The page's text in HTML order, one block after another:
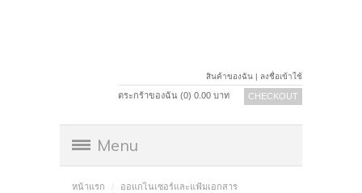
สินค้าของฉัน | ลงชื่อเข้าใช้
ตระกร้าของฉัน (0) 0.00 บาท CHECKOUT
Menu
หน้าแรก
ออแกไนเซอร์และแฟ้มเอกสาร